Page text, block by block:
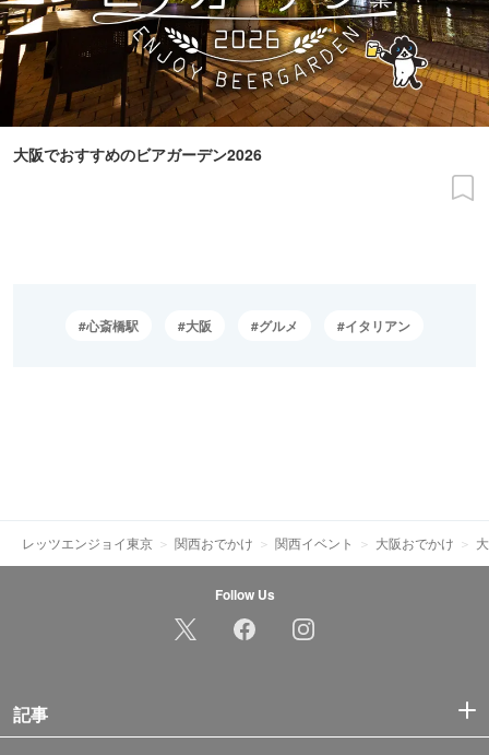
大阪でおすすめのビアガーデン2026
心斎橋駅 大阪 グルメ イタリアン
レッツエンジョイ東京 関西おでかけ 関西イベント 大阪おでかけ
Follow Us
記事